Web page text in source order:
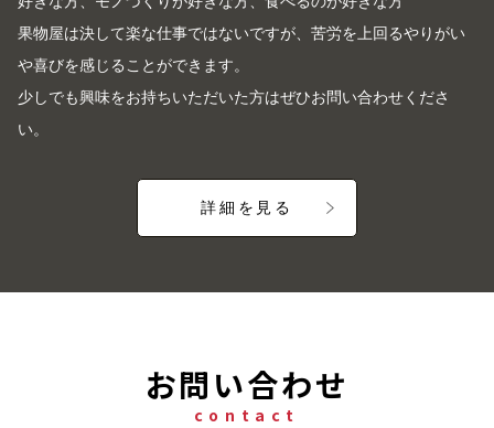
果物屋は決して楽な仕事ではないですが、苦労を上回るやりがい
や喜びを感じることができます。
少しでも興味をお持ちいただいた方はぜひお問い合わせくださ
い。
詳細を見る
お問い合わせ
contact